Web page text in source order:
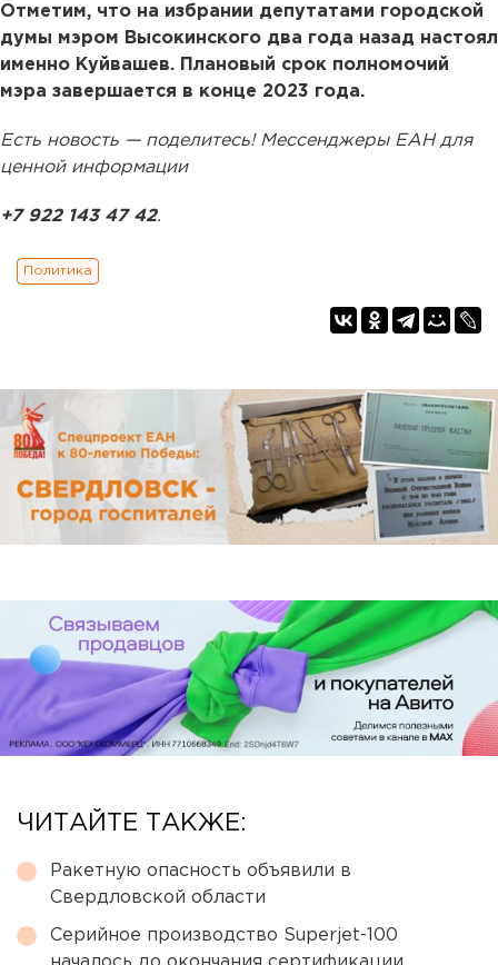
Отметим, что на избрании депутатами городской
думы мэром Высокинского два года назад настоял
именно Куйвашев. Плановый срок полномочий
мэра завершается в конце 2023 года.
Есть новость — поделитесь! Мессенджеры ЕАН для
ценной информации
+7 922 143 47 42.
Политика
ЧИТАЙТЕ ТАКЖЕ:
Ракетную опасность объявили в
Свердловской области
Серийное производство Superjet-100